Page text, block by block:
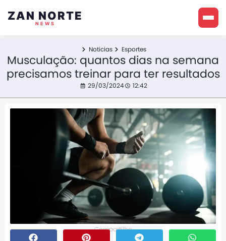
ZAN NORTE
NEWS
Noticias Esportes
Musculação: quantos dias na semana
precisamos treinar para ter resultados
29/03/2024 12:42
Compartilhe